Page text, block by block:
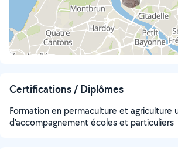
Certifications / Diplômes
Formation en permaculture et agriculture
d'accompagnement écoles et particuliers